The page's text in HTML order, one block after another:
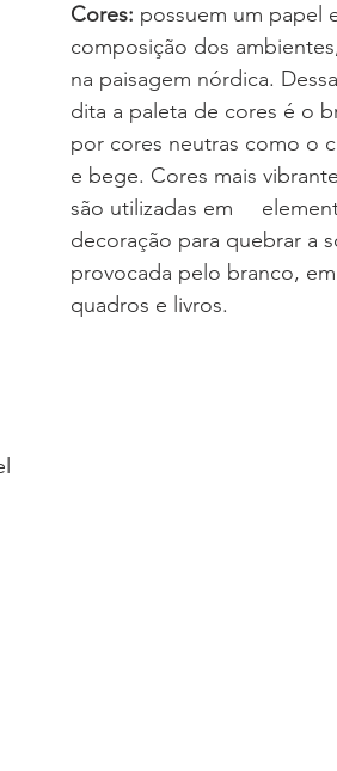
Cores: possuem um papel
composição dos
na paisagem nórdica.
dita a paleta de cores é o
por cores neutras como o
e bege. Cores mais
são utilizadas em 	elementos-chave na
decoração para quebrar a
provocada pelo branco,
quadros e livros.